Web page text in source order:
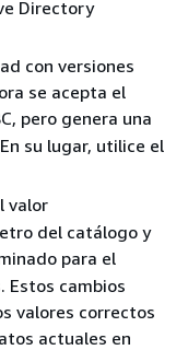
Directory
con versiones
se acepta el
pero genera una
su lugar, utilice el
valor
del catálogo y
para el
Estos cambios
valores correctos
actuales en